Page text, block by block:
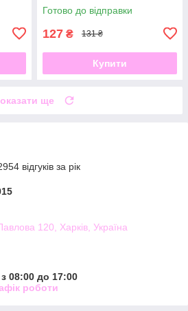
Готово до відправки
127 ₴ 131 ₴
Купити
ще
відгуків за рік
120, Харків, Україна
08:00 до 17:00
роботи